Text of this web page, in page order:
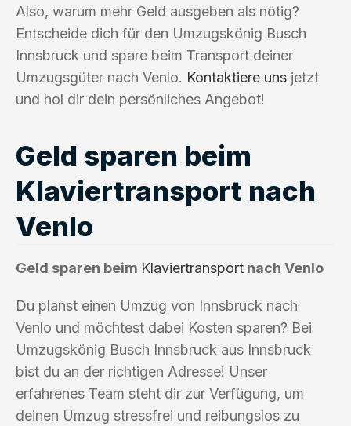
Also, warum mehr Geld ausgeben als nötig?
Entscheide dich für den Umzugskönig Busch
Innsbruck und spare beim Transport deiner
Umzugsgüter nach Venlo. Kontaktiere uns jetzt
und hol dir dein persönliches Angebot!
Geld sparen beim
Klaviertransport nach
Venlo
Geld sparen beim Klaviertransport nach Venlo
Du planst einen Umzug von Innsbruck nach
Venlo und möchtest dabei Kosten sparen? Bei
Umzugskönig Busch Innsbruck aus Innsbruck
bist du an der richtigen Adresse! Unser
erfahrenes Team steht dir zur Verfügung, um
deinen Umzug stressfrei und reibungslos zu